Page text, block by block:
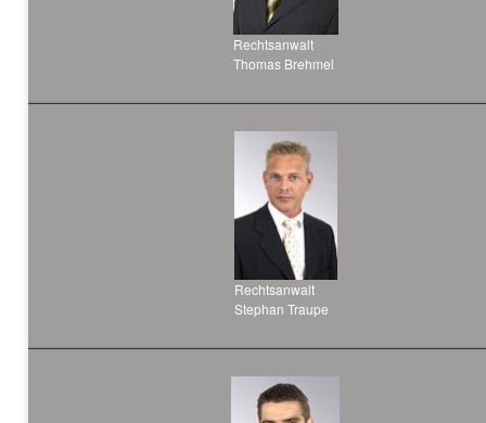
Rechtsanwalt
Thomas Brehmel
Rechtsanwalt
Stephan Traupe